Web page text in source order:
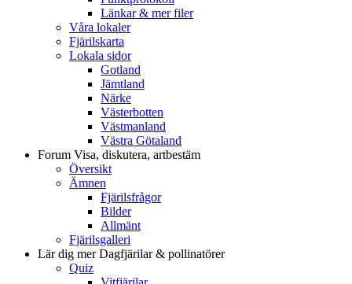
Länkar & mer filer
Våra lokaler
Fjärilskarta
Lokala sidor
Gotland
Jämtland
Närke
Västerbotten
Västmanland
Västra Götaland
Forum Visa, diskutera, artbestäm
Översikt
Ämnen
Fjärilsfrågor
Bilder
Allmänt
Fjärilsgalleri
Lär dig merDagfjärilar & pollinatörer
Quiz